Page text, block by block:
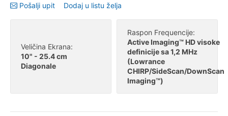
Pošalji upit Dodaj u listu želja
Veličina Ekrana:
10" - 25.4 cm
Diagonale
Raspon Frequencije:
Active Imaging™ HD visoke
definicije sa 1,2 MHz
(Lowrance
CHIRP/SideScan/DownScan
Imaging™)